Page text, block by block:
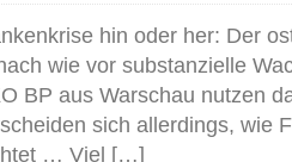
hin oder her: Der
wie vor substanzielle
BP aus Warschau nutzen
sich allerdings, wie
… Viel […]